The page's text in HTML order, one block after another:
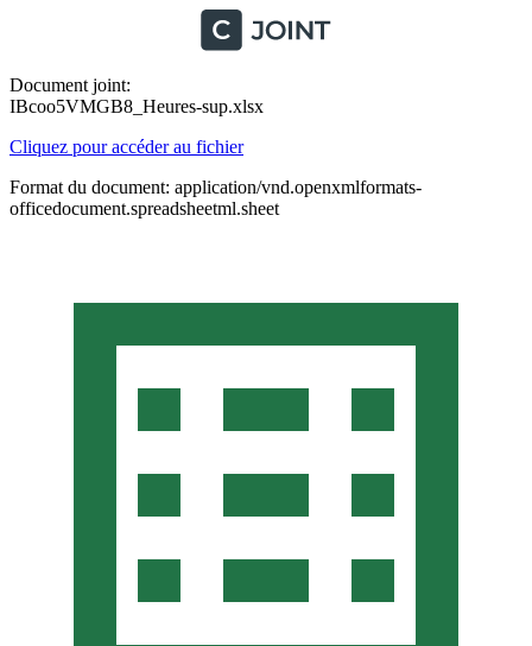
Document joint:
IBcoo5VMGB8_Heures-sup.xlsx
Cliquez pour accéder au fichier
Format du document: application/vnd.openxmlformats-
officedocument.spreadsheetml.sheet